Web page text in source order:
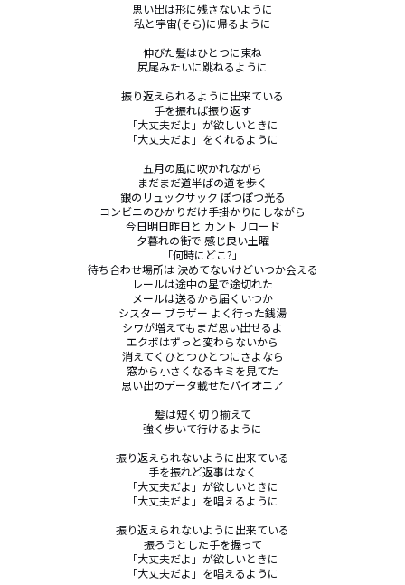
思い出は形に残さないように
私と宇宙(そら)に帰るように
伸びた髪はひとつに束ね
尻尾みたいに跳ねるように
振り返えられるように出来ている
手を振れば振り返す
「大丈夫だよ」が欲しいときに
「大丈夫だよ」をくれるように
五月の風に吹かれながら
まだまだ道半ばの道を歩く
銀のリュックサック ぽつぽつ光る
コンビニのひかりだけ手掛かりにしながら
今日明日昨日と カントリロード
夕暮れの街で 感じ良い土曜
「何時にどこ?」
待ち合わせ場所は 決めてないけどいつか会える
レールは途中の星で途切れた
メールは送るから届くいつか
シスター ブラザー よく行った銭湯
シワが増えてもまだ思い出せるよ
エクボはずっと変わらないから
消えてくひとつひとつにさよなら
窓から小さくなるキミを見てた
思い出のデータ載せたパイオニア
髪は短く切り揃えて
強く歩いて行けるように
振り返えられないように出来ている
手を振れど返事はなく
「大丈夫だよ」が欲しいときに
「大丈夫だよ」を唱えるように
振り返えられないように出来ている
振ろうとした手を握って
「大丈夫だよ」が欲しいときに
「大丈夫だよ」を唱えるように